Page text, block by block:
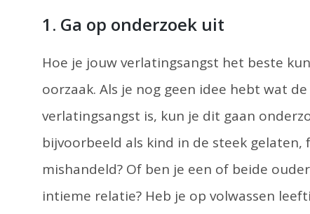
1. Ga op onderzoek uit
Hoe je jouw verlatingsangst het beste
oorzaak. Als je nog geen idee hebt wat
verlatingsangst is, kun je dit gaan
bijvoorbeeld als kind in de steek
mishandeld? Of ben je een of beide
intieme relatie? Heb je op volwassen